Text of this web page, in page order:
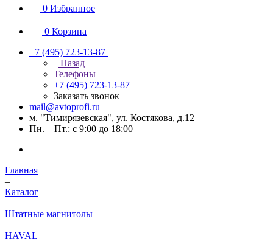
0 Избранное
0 Корзина
+7 (495) 723-13-87
Назад
Телефоны
+7 (495) 723-13-87
Заказать звонок
mail@avtoprofi.ru
м. "Тимирязевская", ул. Костякова, д.12
Пн. – Пт.: с 9:00 до 18:00
Главная
–
Каталог
–
Штатные магнитолы
–
HAVAL